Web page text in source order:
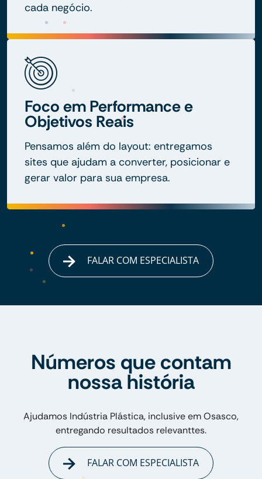
cada negócio.
Foco em Performance e
Objetivos Reais
Pensamos além do layout: entregamos
sites que ajudam a converter, posicionar e
gerar valor para sua empresa.
FALAR COM ESPECIALISTA
Números que contam
nossa história
Ajudamos Indústria Plástica, inclusive em Osasco,
entregando resultados relevanttes.
FALAR COM ESPECIALISTA